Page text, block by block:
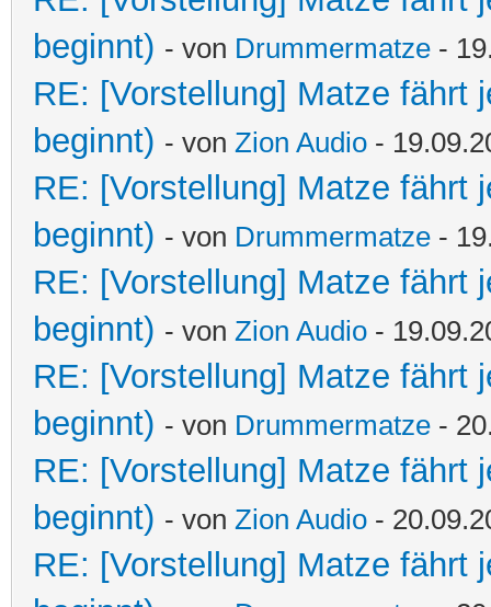
beginnt) - von Drummermatze -
RE: [Vorstellung] Matze fährt
beginnt) - von Zion Audio -
RE: [Vorstellung] Matze fährt
beginnt) - von Drummermatze -
RE: [Vorstellung] Matze fährt
beginnt) - von Zion Audio -
RE: [Vorstellung] Matze fährt
beginnt) - von Drummermatze -
RE: [Vorstellung] Matze fährt
beginnt) - von Zion Audio -
RE: [Vorstellung] Matze fährt